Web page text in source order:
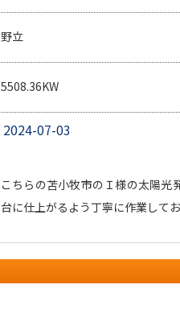
野立
5508.36KW
2024-07-03
こちらの苫小牧市のＩ様の太陽光
台に仕上がるよう丁寧に作業して